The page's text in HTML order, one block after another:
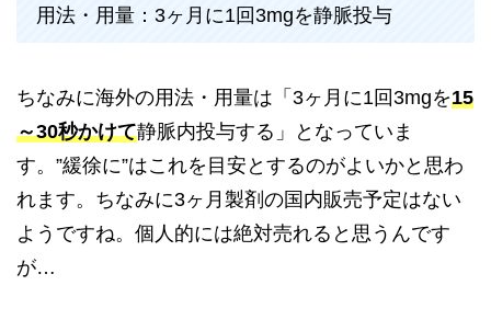
用法・用量：3ヶ月に1回3mgを静脈投与
ちなみに海外の用法・用量は「3ヶ月に1回3mgを15
～30秒かけて静脈内投与する」となっていま
す。”緩徐に”はこれを目安とするのがよいかと思わ
れます。ちなみに3ヶ月製剤の国内販売予定はない
ようですね。個人的には絶対売れると思うんです
が…